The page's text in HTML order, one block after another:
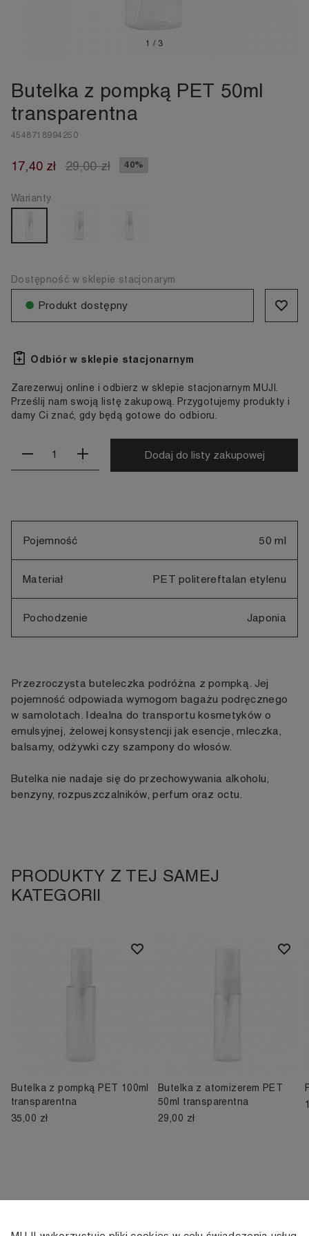
1 / 3
Butelka z pompką PET 50ml
transparentna
4548718994250
17,40 zł 29,00 zł 40%
Warianty
Dostępność w sklepie stacjonarym
● Produkt dostępny
Odbiór w sklepie stacjonarnym
Zarezerwuj online i odbierz w sklepie stacjonarnym MUJI.
Prześlij nam swoją listę zakupową. Przygotujemy produkty i
damy Ci znać, gdy będą gotowe do odbioru.
Dodaj do listy zakupowej
Pojemność 50 ml
Materiał PET politereftalan etylenu
Pochodzenie Japonia
Przezroczysta buteleczka podróżna z pompką. Jej
pojemność odpowiada wymogom bagażu podręcznego
w samolotach. Idealna do transportu kosmetyków o
emulsyjnej, żelowej konsystencji jak esencje, mleczka,
balsamy, odżywki czy szampony do włosów.
Butelka nie nadaje się do przechowywania alkoholu,
benzyny, rozpuszczalników, perfum oraz octu.
PRODUKTY Z TEJ SAMEJ
KATEGORII
Butelka z pompką PET 100ml
transparentna
35,00 zł
Butelka z atomizerem PET
50ml transparentna
29,00 zł